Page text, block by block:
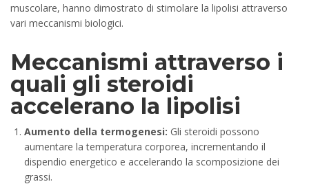
muscolare, hanno dimostrato di stimolare la lipolisi attraverso
vari meccanismi biologici.
Meccanismi attraverso i
quali gli steroidi
accelerano la lipolisi
Aumento della termogenesi: Gli steroidi possono
aumentare la temperatura corporea, incrementando il
dispendio energetico e accelerando la scomposizione dei
grassi.